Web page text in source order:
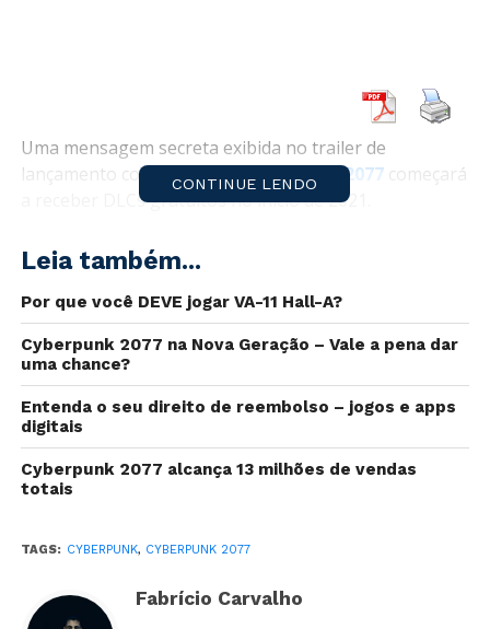
Uma mensagem secreta exibida no trailer de
lançamento confirmou queCyberpunk 2077começará
a receber DLCs gratuitos no início de 2021.
No último frame do trailer esta mensagem é exibida
venda. Confira a transcrição traduzida abaixo.
“Mencionamos antes que as
CONTINUE LENDO
Leia também...
Por que você DEVE jogar VA-11 Hall-A?
Cyberpunk 2077 na Nova Geração – Vale a pena dar
uma chance?
Entenda o seu direito de reembolso – jogos e apps
digitais
Cyberpunk 2077 alcança 13 milhões de vendas
totais
TAGS: CYBERPUNK, CYBERPUNK 2077
Fabrício Carvalho